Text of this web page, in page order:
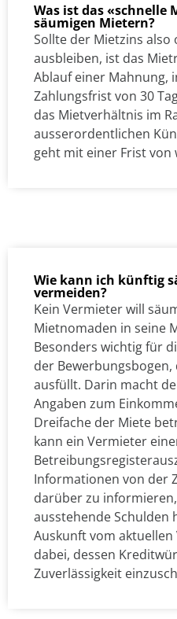
Was ist das «schnelle
säumigen Mietern?
Sollte der Mietzins also
ausbleiben, ist das
Ablauf einer Mahnung,
Zahlungsfrist von 30
das Mietverhältnis im
ausserordentlichen
geht mit einer Frist von
Wie kann ich künftig
vermeiden?
Kein Vermieter will
Mietnomaden in seine
Besonders wichtig für
der
ausfüllt. Darin macht
Angaben zum
Dreifache der Miete
kann ein Vermieter
Informationen von der
darüber zu
ausstehende Schulden
Auskunft vom
dabei, dessen
Zuverlässigkeit